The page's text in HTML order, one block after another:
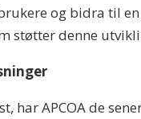
og bidra til
støtter denne
har APCOA de